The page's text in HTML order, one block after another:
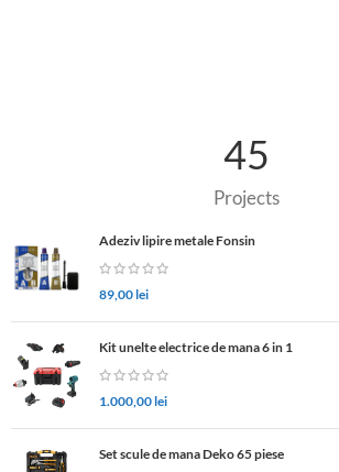
45
Projects
Adeziv lipire metale Fonsin
89,00lei
Kit unelte electrice de mana 6 in 1
1.000,00lei
Set scule de mana Deko 65 piese